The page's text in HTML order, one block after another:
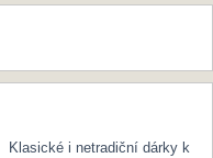
Klasické i netradiční dárky k